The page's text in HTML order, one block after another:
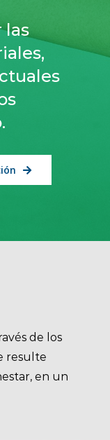
las
de los
resulte
en un